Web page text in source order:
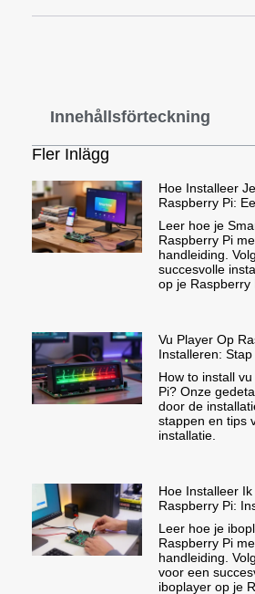
Innehållsförteckning
Fler Inlägg
Hoe Installeer
Raspberry Pi:
Leer hoe je
Raspberry Pi
handleiding.
succesvolle
op je Raspberry
Vu Player Op
Installeren:
How to install
Pi? Onze
door de
stappen en tips
installatie.
Hoe Installeer
Raspberry Pi:
Leer hoe je
Raspberry Pi
handleiding.
voor een
iboplayer op je